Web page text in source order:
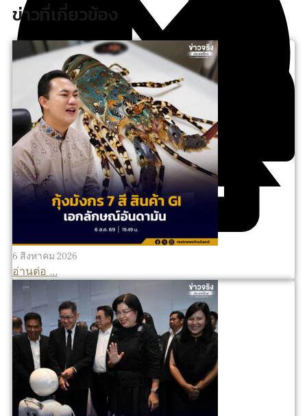
ข่าวที่เกี่ยวข้อง
6 สิงหาคม 2026
อ่านต่อ ...